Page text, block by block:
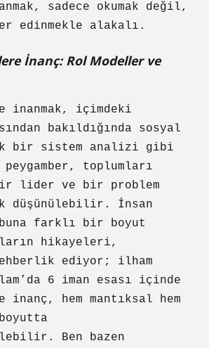
sadece okumak değil,
edinmekle alakalı.
İnanç: Rol Modeller ve
inanmak, içimdeki
bakıldığında sosyal
bir sistem analizi gibi
toplumları
lider ve bir problem
düşünülebilir. İnsan
farklı bir boyut
hikayeleri,
ediyor; ilham
6 iman esası içinde
inanç, hem mantıksal hem
Ben bazen